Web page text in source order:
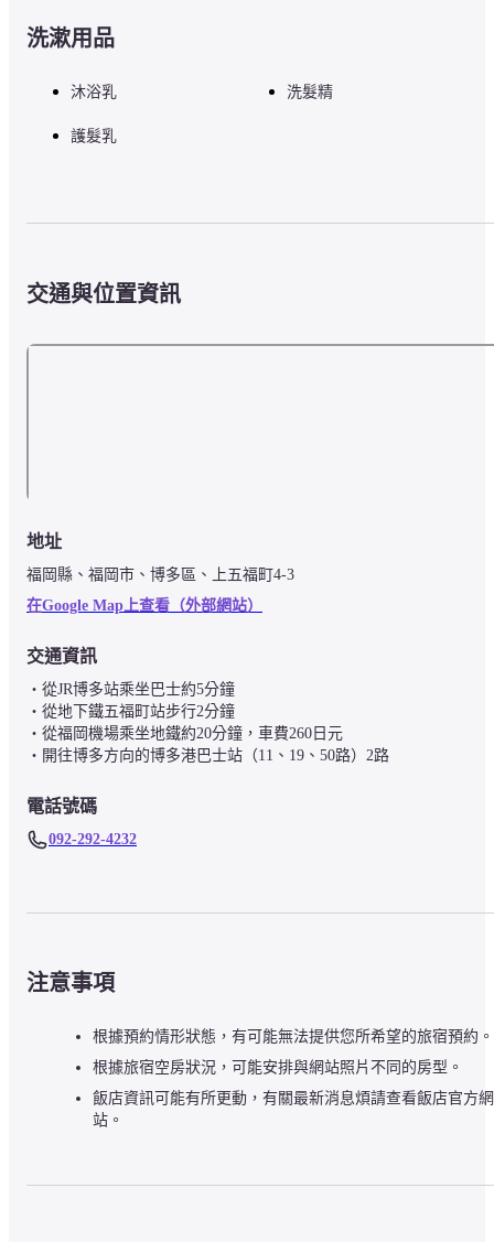
洗漱用品
沐浴乳 洗髮精
護髮乳
交通與位置資訊
地址
福岡縣、福岡市、博多區、上五福町4-3
在Google Map上查看（外部網站）
交通資訊
・從JR博多站乘坐巴士約5分鐘
・從地下鐵五福町站步行2分鐘
・從福岡機場乘坐地鐵約20分鐘，車費260日元
・開往博多方向的博多港巴士站（11、19、50路）2路
電話號碼
092-292-4232
注意事項
根據預約情形狀態，有可能無法提供您所希望的旅宿預約。
根據旅宿空房狀況，可能安排與網站照片不同的房型。
飯店資訊可能有所更動，有關最新消息煩請查看飯店官方網
站。